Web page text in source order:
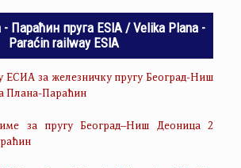
Параћин пруга ESIA / Velika Plana -
Paraćin railway ESIA
ЕСИА за железничку пругу Београд-Ниш
Плана-Параћин
за пругу Београд–Ниш Деоница 2